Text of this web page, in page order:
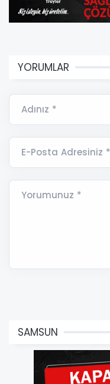
YORUMLAR
Adınız *
E-Posta Adresiniz *
Yorumunuz *
SAMSUN